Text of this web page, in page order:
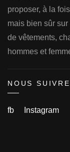
proposer, à la
mais bien sûr
de vêtements,
hommes et
NOUS SUIVRE
fb Instagram